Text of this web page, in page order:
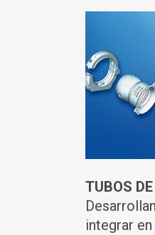
TUBOS
integrar